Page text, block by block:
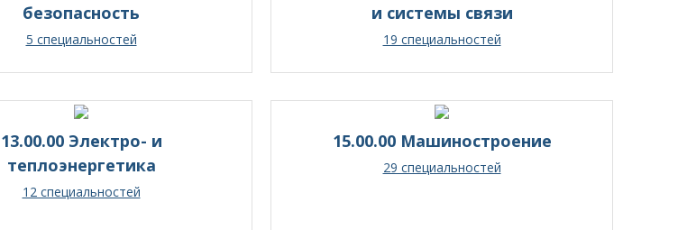
безопасность
5 специальностей
и системы связи
19 специальностей
13.00.00 Электро- и
теплоэнергетика
12 специальностей
15.00.00 Машиностроение
29 специальностей